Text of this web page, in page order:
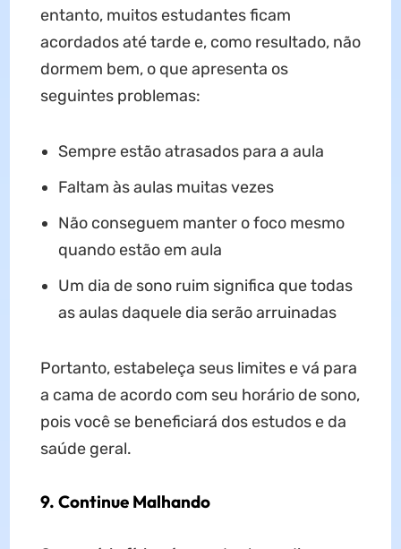
entanto, muitos estudantes ficam
acordados até tarde e, como resultado, não
dormem bem, o que apresenta os
seguintes problemas:
Sempre estão atrasados para a aula
Faltam às aulas muitas vezes
Não conseguem manter o foco mesmo
quando estão em aula
Um dia de sono ruim significa que todas
as aulas daquele dia serão arruinadas
Portanto, estabeleça seus limites e vá para
a cama de acordo com seu horário de sono,
pois você se beneficiará dos estudos e da
saúde geral.
9. Continue Malhando